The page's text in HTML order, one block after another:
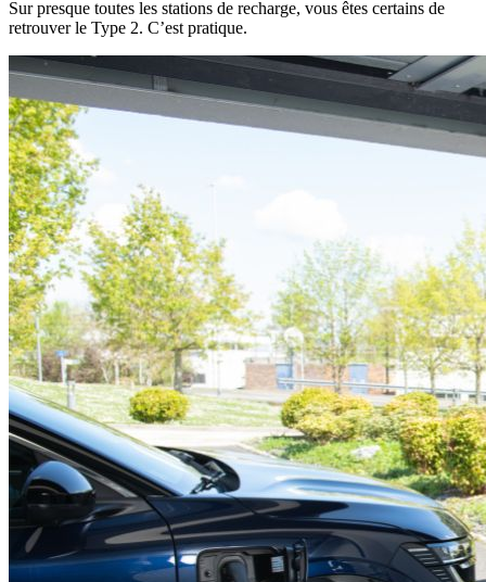
Sur presque toutes les stations de recharge, vous êtes certains de
retrouver le Type 2. C’est pratique.